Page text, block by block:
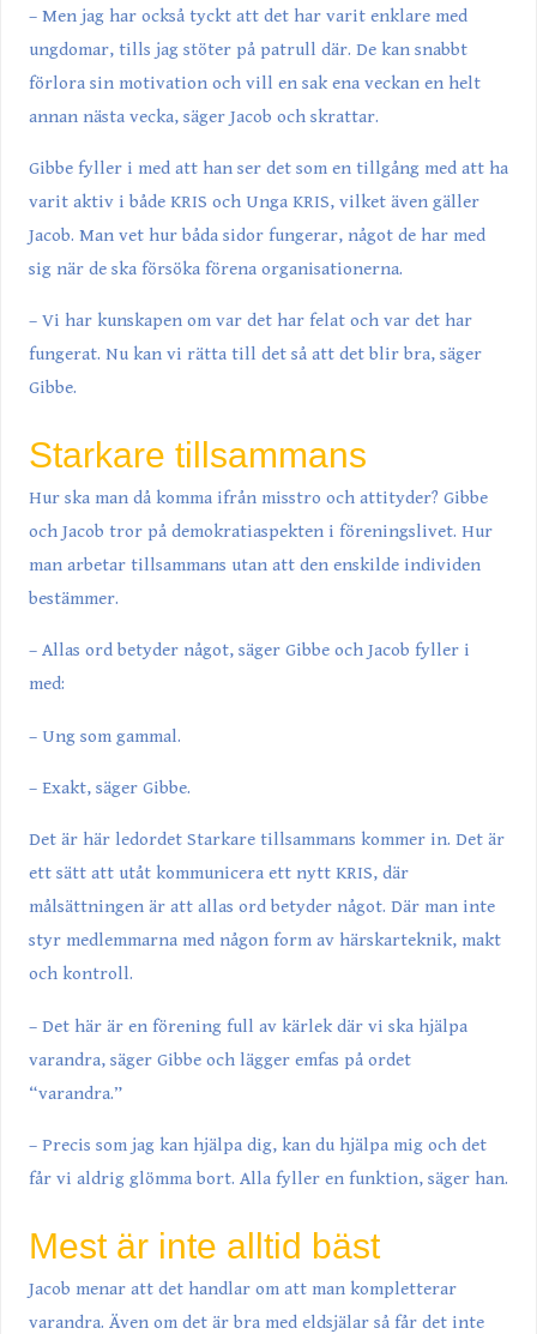
– Men jag har också tyckt att det har varit enklare med
ungdomar, tills jag stöter på patrull där. De kan snabbt
förlora sin motivation och vill en sak ena veckan en helt
annan nästa vecka, säger Jacob och skrattar.
Gibbe fyller i med att han ser det som en tillgång med att ha
varit aktiv i både KRIS och Unga KRIS, vilket även gäller
Jacob. Man vet hur båda sidor fungerar, något de har med
sig när de ska försöka förena organisationerna.
– Vi har kunskapen om var det har felat och var det har
fungerat. Nu kan vi rätta till det så att det blir bra, säger
Gibbe.
Starkare tillsammans
Hur ska man då komma ifrån misstro och attityder? Gibbe
och Jacob tror på demokratiaspekten i föreningslivet. Hur
man arbetar tillsammans utan att den enskilde individen
bestämmer.
– Allas ord betyder något, säger Gibbe och Jacob fyller i
med:
– Ung som gammal.
– Exakt, säger Gibbe.
Det är här ledordet Starkare tillsammans kommer in. Det är
ett sätt att utåt kommunicera ett nytt KRIS, där
målsättningen är att allas ord betyder något. Där man inte
styr medlemmarna med någon form av härskarteknik, makt
och kontroll.
– Det här är en förening full av kärlek där vi ska hjälpa
varandra, säger Gibbe och lägger emfas på ordet
“varandra.”
– Precis som jag kan hjälpa dig, kan du hjälpa mig och det
får vi aldrig glömma bort. Alla fyller en funktion, säger han.
Mest är inte alltid bäst
Jacob menar att det handlar om att man kompletterar
varandra. Även om det är bra med eldsjälar så får det inte